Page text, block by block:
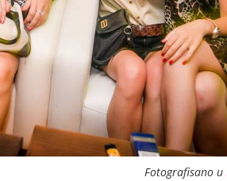
Fotografisano u